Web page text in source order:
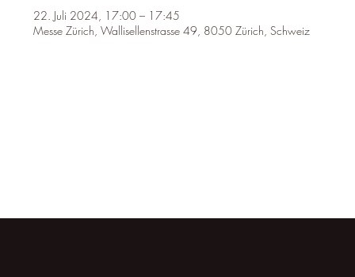
22. Juli 2024, 17:00 – 17:45
Messe Zürich, Wallisellenstrasse 49, 8050 Zürich, Schweiz